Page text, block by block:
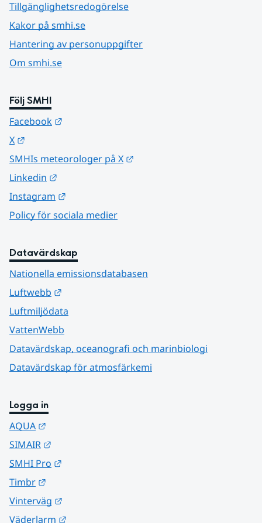
Tillgänglighetsredogörelse
Kakor på smhi.se
Hantering av personuppgifter
Om smhi.se
Följ SMHI
Facebook
X
SMHIs meteorologer på X
Linkedin
Instagram
Policy för sociala medier
Datavärdskap
Nationella emissionsdatabasen
Luftwebb
Luftmiljödata
VattenWebb
Datavärdskap, oceanografi och marinbiologi
Datavärdskap för atmosfärkemi
Logga in
AQUA
SIMAIR
SMHI Pro
Timbr
Vinterväg
Väderlarm